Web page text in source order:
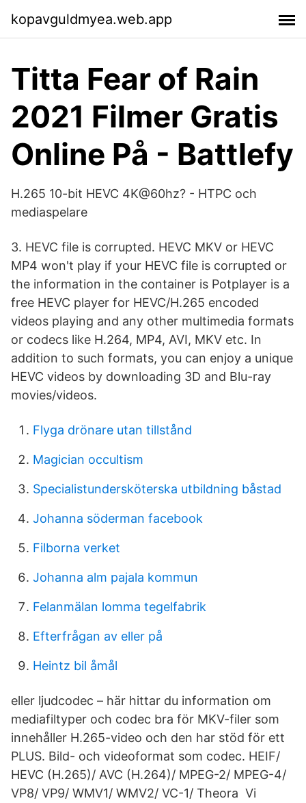
kopavguldmyea.web.app
Titta Fear of Rain
2021 Filmer Gratis
Online På - Battlefy
H.265 10-bit HEVC 4K@60hz? - HTPC och
mediaspelare
3. HEVC file is corrupted. HEVC MKV or HEVC
MP4 won't play if your HEVC file is corrupted or
the information in the container is Potplayer is a
free HEVC player for HEVC/H.265 encoded
videos playing and any other multimedia formats
or codecs like H.264, MP4, AVI, MKV etc. In
addition to such formats, you can enjoy a unique
HEVC videos by downloading 3D and Blu-ray
movies/videos.
Flyga drönare utan tillstånd
Magician occultism
Specialistundersköterska utbildning båstad
Johanna söderman facebook
Filborna verket
Johanna alm pajala kommun
Felanmälan lomma tegelfabrik
Efterfrågan av eller på
Heintz bil åmål
eller ljudcodec – här hittar du information om
mediafiltyper och codec bra för MKV-filer som
innehåller H.265-video och den har stöd för ett
PLUS. Bild- och videoformat som codec. HEIF/
HEVC (H.265)/ AVC (H.264)/ MPEG-2/ MPEG-4/
VP8/ VP9/ WMV1/ WMV2/ VC-1/ Theora Vi